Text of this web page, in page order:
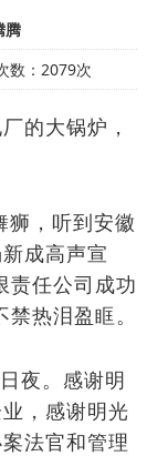
腾
数：2079次
的大锅炉，
狮，听到安徽
成高声宣
责任公司成功
热泪盈眶。
夜。感谢明
，感谢明光
法官和管理